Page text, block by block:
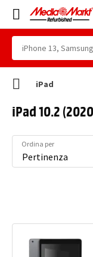
iPad
iPad 10.2
Ordina per